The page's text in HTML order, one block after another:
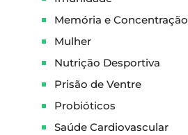
Memória e Concentração
Mulher
Nutrição Desportiva
Prisão de Ventre
Probióticos
Saúde Cardiovascular